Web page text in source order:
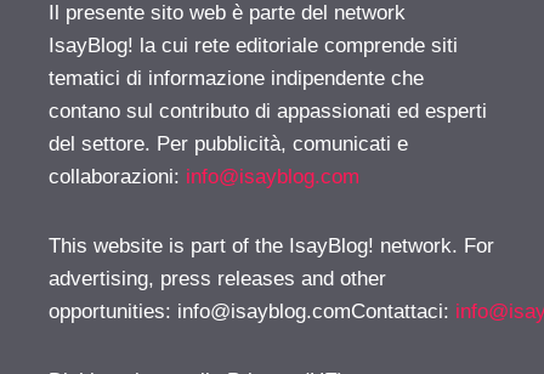
Il presente sito web è parte del network
IsayBlog! la cui rete editoriale comprende siti
tematici di informazione indipendente che
contano sul contributo di appassionati ed esperti
del settore. Per pubblicità, comunicati e
collaborazioni: info@isayblog.com
This website is part of the IsayBlog! network. For
advertising, press releases and other
opportunities: info@isayblog.comContattaci: